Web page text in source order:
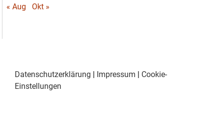
« Aug
Okt »
Datenschutzerklärung Impressum
Cookie-
Einstellungen